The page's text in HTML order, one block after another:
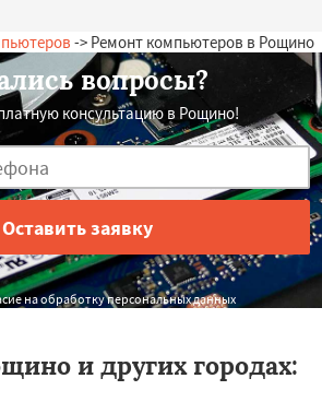
-> Ремонт компьютеров в Рощино
вопросы?
консультацию в Рощино!
на обработку персональных данных
и других городах: